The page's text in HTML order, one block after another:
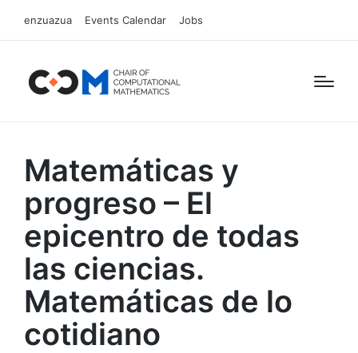
enzuazua Events Calendar Jobs
Matemáticas y
progreso – El
epicentro de todas
las ciencias.
Matemáticas de lo
cotidiano